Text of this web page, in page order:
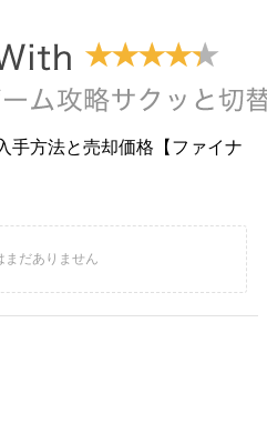
手方法と売却価格【ファイナ